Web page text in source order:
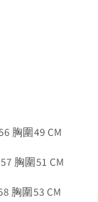
胸圍49 CM
胸圍51 CM
胸圍53 CM